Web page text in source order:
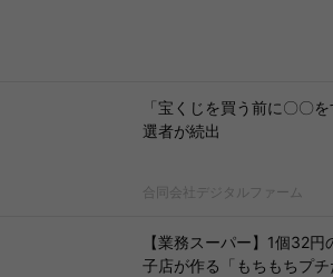
「宝くじを買う前に〇〇
選者が続出
合同会社デジタルファーム
【業務スーパー】1個32
子店が作る「もちもちプ